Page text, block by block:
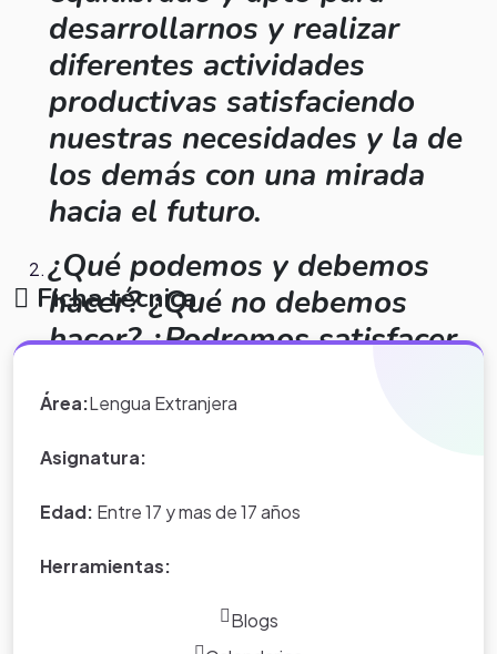
desarrollarnos y realizar
diferentes actividades
productivas satisfaciendo
nuestras necesidades y la de
los demás con una mirada
hacia el futuro.
¿Qué podemos y debemos
hacer? ¿Qué no debemos
hacer? ¿Podremos satisfacer
el medio ambiente?
Ficha técnica
Área:Lengua Extranjera
Asignatura:
Edad: Entre 17 y mas de 17 años
Herramientas:
Blogs